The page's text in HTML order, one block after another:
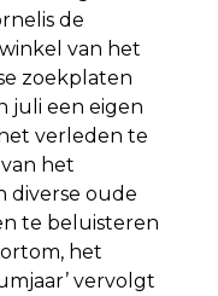
de
van het
zoekplaten
juli een eigen
verleden te
het
diverse oude
te beluisteren
het
vervolgt